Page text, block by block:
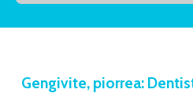
Gengivite, piorrea: